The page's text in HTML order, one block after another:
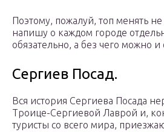
Поэтому, пожалуй, топ менять не
напишу о каждом городе
обязательно, а без чего можно и
Сергиев Посад.
Вся история Сергиева Посада
Троице-Сергиевой Лаврой и,
туристы со всего мира,